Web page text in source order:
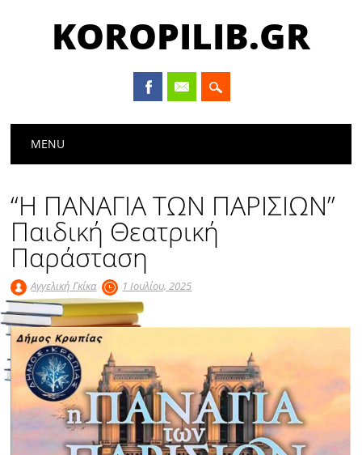
KOROPILIB.GR
Main menu
MENU
“Η ΠΑΝΑΓΙΑ ΤΩΝ ΠΑΡΙΣΙΩΝ”
Παιδική Θεατρική
Παράσταση
Αγγελική Γκίκα 1 Ιουλίου, 2025